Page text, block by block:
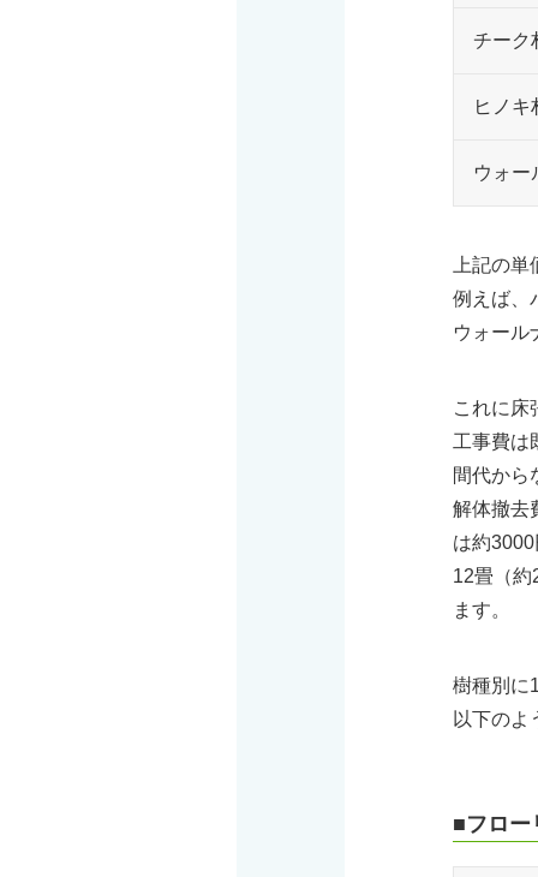
チーク
ヒノキ
ウォー
上記の
例えば、
ウォール
これに床
工事費は
間代から
解体撤去
は約
12畳（約
ます。
樹種別に
以下のよ
■フロー